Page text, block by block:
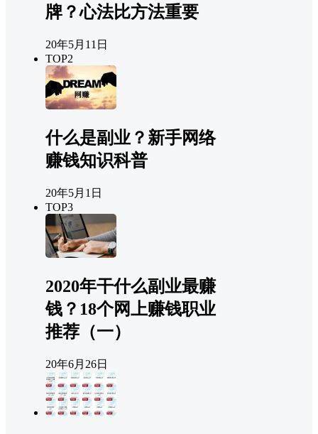
牌？心法比方法重要
20年5月11日
TOP2
什么是副业？新手网络
赚钱知识科普
20年5月1日
TOP3
2020年干什么副业最赚
钱？18个网上赚钱职业
推荐（一）
20年6月26日